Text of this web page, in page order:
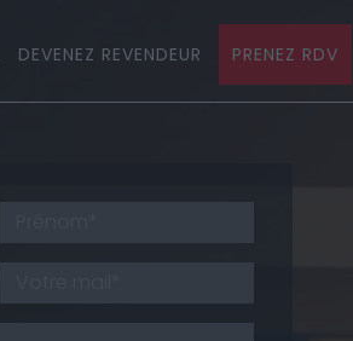
DEVENEZ REVENDEUR PRENEZ RDV